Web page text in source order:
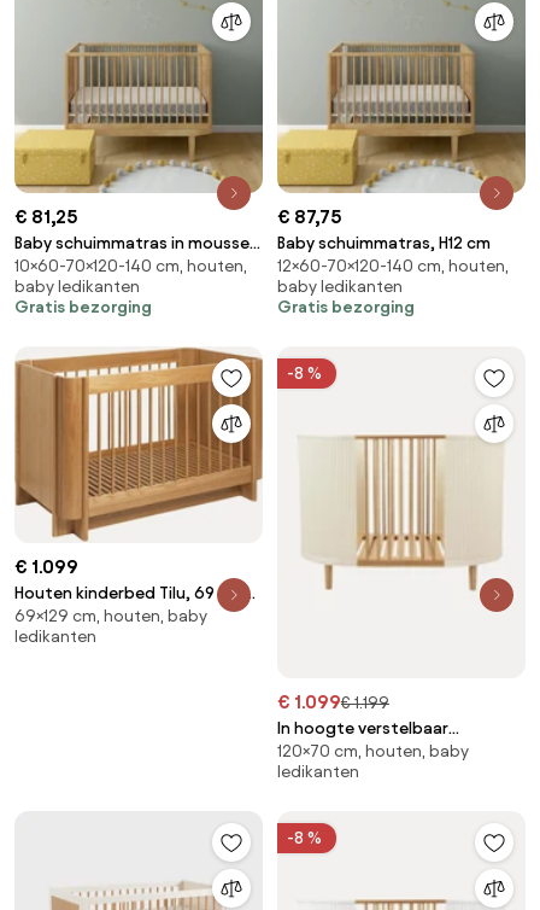
€ 81,25
Baby schuimmatras in mousse,
H10 cm
10×60-70×120-140 cm, houten,
baby ledikanten
Gratis bezorging
€ 87,75
Baby schuimmatras, H12 cm
12×60-70×120-140 cm, houten,
baby ledikanten
Gratis bezorging
€ 1.099
Houten kinderbed Tilu, 69 x 129
cm
69×129 cm, houten, baby
ledikanten
-8 %
€ 1.099€ 1.199
In hoogte verstelbaar
babybedje Kai, handgemaakt,
70 x 120 cm
120×70 cm, houten, baby
ledikanten
-8 %